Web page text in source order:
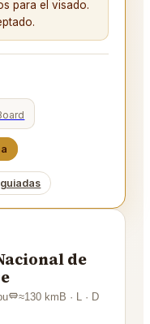
para el visado.
de
≈130 km B · L · D